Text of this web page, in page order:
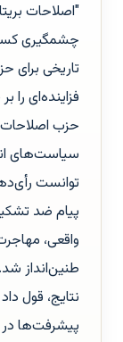
"اصلاحات
چشمگیری کسب
تاریخی برای
فزاینده‌ای را
حزب
سیاست‌های
توانست
پیام ضد
واقعی،
طنین‌انداز
نتایج، قول
پیشرفت‌ها در